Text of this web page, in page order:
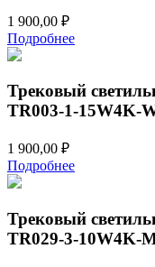
1 900,00 ₽
Подробнее
Трековый
TR003-1-15W4K-
1 900,00 ₽
Подробнее
Трековый
TR029-3-10W4K-